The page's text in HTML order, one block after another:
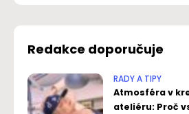
Redakce doporučuje
RADY A TIPY
Atmosféra v
ateliéru: Proč